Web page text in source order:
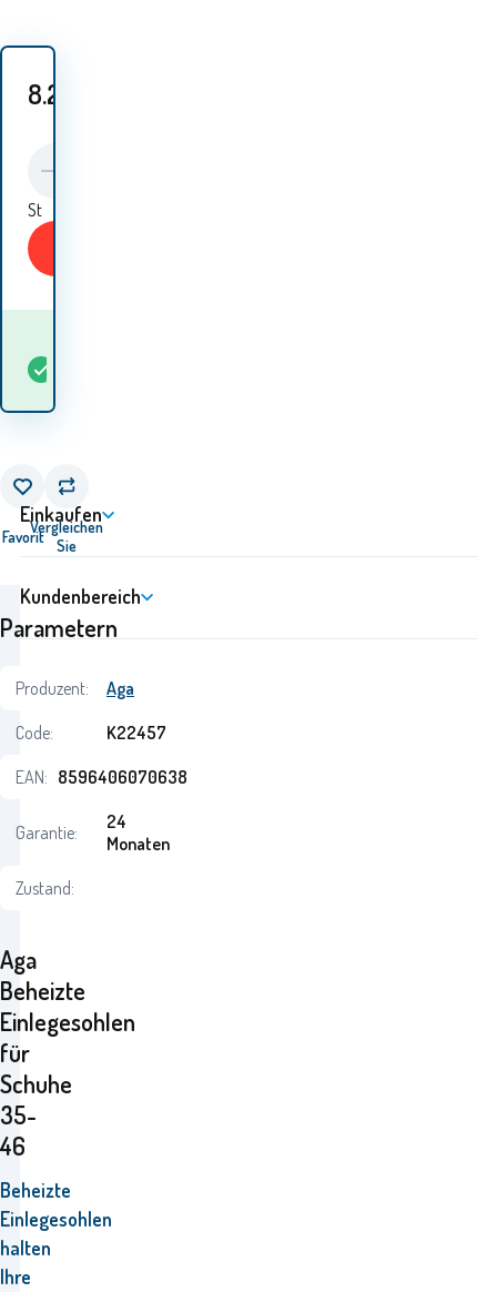
8.20
St
FavoritVergleichen
Sie
Aga
Beheizte
Einlegesohlen
für
Schuhe
35-
46
Beheizte
Einlegesohlen
halten
Ihre
Parametern
Produzent:
Aga
Code:
K22457
EAN: 8596406070638
Garantie:
24
Monaten
Zustand:
Einkaufen
Kundenbereich